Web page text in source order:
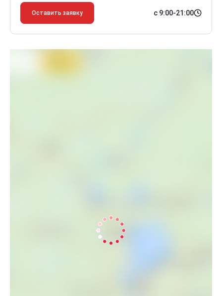
Оставить заявку с 9:00-21:00